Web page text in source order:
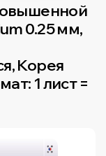
0.25 мм,
Корея
1 лист =